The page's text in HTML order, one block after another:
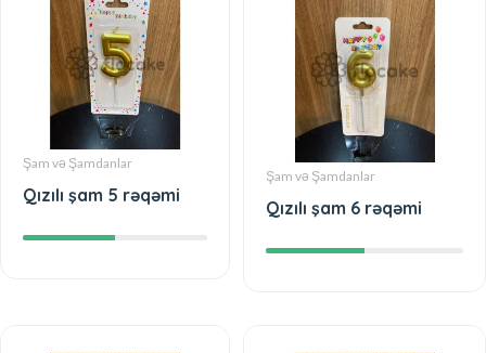
Şam və Şamdanlar
Qızılı şam 5 rəqəmi
Şam və Şamdanlar
Qızılı şam 6 rəqəmi